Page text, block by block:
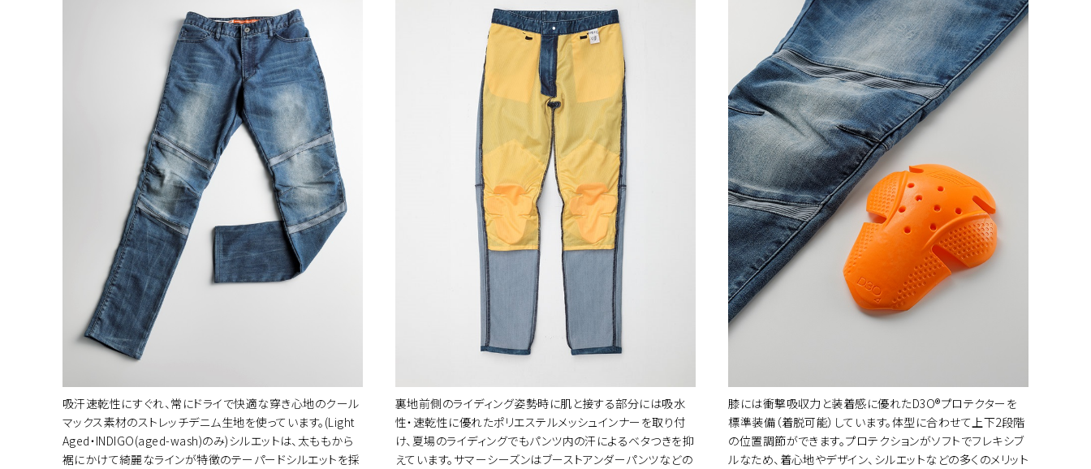
吸汗速乾性にすぐれ、常にドライで快適な穿き心地のクール
マックス素材のストレッチデニム生地を使っています。(Light
Aged・INDIGO(aged-wash)のみ)シルエットは、太ももから
裾にかけて綺麗なラインが特徴のテーパードシルエットを採
裏地前側のライディング姿勢時に肌と接する部分には吸水
性・速乾性に優れたポリエステルメッシュインナーを取り付
け、夏場のライディングでもパンツ内の汗によるベタつきを抑
えています。サマーシーズンはブーストアンダーパンツなどの
膝には衝撃吸収力と装着感に優れたD3O®プロテクターを
標準装備（着脱可能）しています。体型に合わせて上下2段階
の位置調節ができます。プロテクションがソフトでフレキシブ
ルなため、着心地やデザイン、シルエットなどの多くのメリット
カラー・サイズ選択
INDIGO(aged-wash) ¥23,100(税込) 28 カートに入れる